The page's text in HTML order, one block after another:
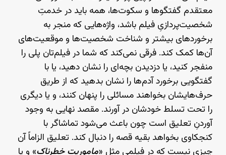
معتقدم گفتگوها و سکوت‌ها، همه باید در خدمتِ
شخصیت‌‌پردازیِ فیلم باشد، واژه‌هایی که منجر به
برخوردهای بیشتر و شناخت شخصیت‌ها و موقعیت‌های
آن‌ها کمک کند. فرقی نمی‌کند که شما در فیلم‌تان پلی را
منفجر کنید، یا دزدیدن بچه‌ای را نشان دهید، یا با
گفتگویی برخورد آدم‌ها را نشان بدهید که از طریق
حرف‌هایشان بخواهند مسائلی را پنهان کنند، و یا دیگری
را تحت تسلط خودشان در آورند. مقصد نهایی به وجود
آوردنِ تعلیق است چون باعث می‌شود تماشاگر با
کنجکاوی بخواهد بقیه قصه را دنبال کند. تعلیق الزاماً آن
چیزی نیست که در فیلمی مثل «ماموریت خطرناک» و یا